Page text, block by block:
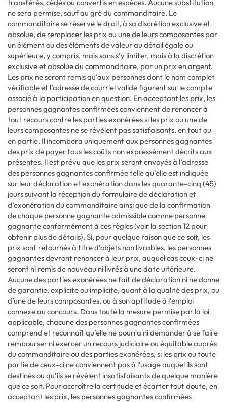
transférés, cédés ou convertis en espèces. Aucune substitution
ne sera permise, sauf au gré du commanditaire. Le
commanditaire se réserve le droit, à sa discrétion exclusive et
absolue, de remplacer les prix ou une de leurs composantes par
un élément ou des éléments de valeur au détail égale ou
supérieure, y compris, mais sans s’y limiter, mais à la discrétion
exclusive et absolue du commanditaire, par un prix en argent.
Les prix ne seront remis qu’aux personnes dont le nom complet
vérifiable et l’adresse de courriel valide figurent sur le compte
associé à la participation en question. En acceptant les prix, les
personnes gagnantes confirmées conviennent de renoncer à
tout recours contre les parties exonérées si les prix ou une de
leurs composantes ne se révèlent pas satisfaisants, en tout ou
en partie. Il incombera uniquement aux personnes gagnantes
des prix de payer tous les coûts non expressément décrits aux
présentes. Il est prévu que les prix seront envoyés à l’adresse
des personnes gagnantes confirmée telle qu’elle est indiquée
sur leur déclaration et exonération dans les quarante-cinq (45)
jours suivant la réception du formulaire de déclaration et
d’exonération du commanditaire ainsi que de la confirmation
de chaque personne gagnante admissible comme personne
gagnante conformément à ces règles (voir la section 12 pour
obtenir plus de détails). Si, pour quelque raison que ce soit, les
prix sont retournés à titre d’objets non livrables, les personnes
gagnantes devront renoncer à leur prix, auquel cas ceux-ci ne
seront ni remis de nouveau ni livrés à une date ultérieure.
Aucune des parties exonérées ne fait de déclaration ni ne donne
de garantie, explicite ou implicite, quant à la qualité des prix, ou
d’une de leurs composantes, ou à son aptitude à l’emploi
connexe au concours. Dans toute la mesure permise par la loi
applicable, chacune des personnes gagnantes confirmées
comprend et reconnaît qu’elle ne pourra ni demander à se faire
rembourser ni exercer un recours judiciaire ou équitable auprès
du commanditaire ou des parties exonérées, si les prix ou toute
partie de ceux-ci ne conviennent pas à l’usage auquel ils sont
destinés ou qu’ils se révèlent insatisfaisants de quelque manière
que ce soit. Pour accroître la certitude et écarter tout doute, en
acceptant les prix, les personnes gagnantes confirmées